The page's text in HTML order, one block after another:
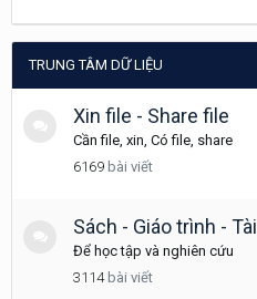
TRUNG TÂM DỮ LIỆU
Xin file - Share file
Cần file, xin, Có file, share
6169 bài viết
Sách - Giáo trình -
Để học tập và nghiên cứu
3114 bài viết